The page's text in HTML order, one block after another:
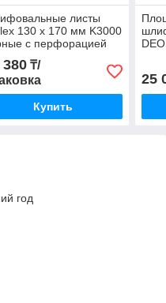
листы
130 x 170 мм K3000
с перфорацией
380₸/
Купить
25
год